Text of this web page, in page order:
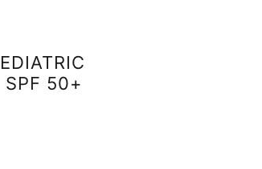
SPF 50+
basierend auf 3 Bewertungen.